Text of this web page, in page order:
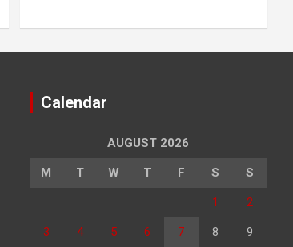
Calendar
AUGUST 2026
M T W T F S S
1 2
3 4 5 6 7 8 9